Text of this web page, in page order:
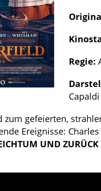
Regie:
Capaldi
gefeierten,
Ereignisse:
UND ZURÜCK